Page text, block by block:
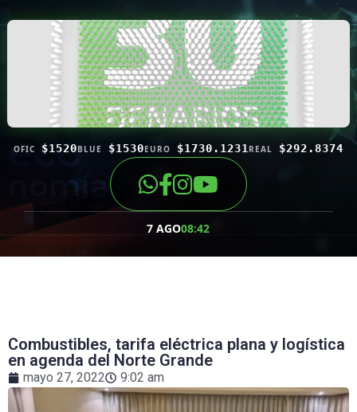
OFIC $1520BLUE $1530EURO $1730.1231 REAL $292.8374
7 AGO08:42
Combustibles, tarifa eléctrica plana y logística
en agenda del Norte Grande
mayo 27, 2022 9:02 am